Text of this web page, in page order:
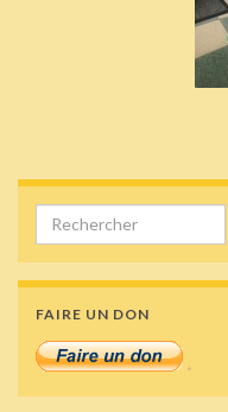
Search for:
FAIRE UN DON